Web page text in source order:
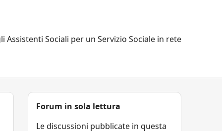
Assistenti Sociali per un Servizio Sociale in rete
Forum in sola lettura
Le discussioni pubblicate in questa